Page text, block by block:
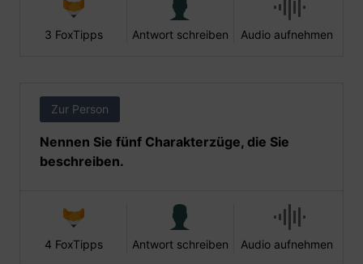
3 FoxTipps Antwort schreiben Audio aufnehmen
Zur Person
Nennen Sie fünf Charakterzüge, die Sie
beschreiben.
4 FoxTipps Antwort schreiben Audio aufnehmen